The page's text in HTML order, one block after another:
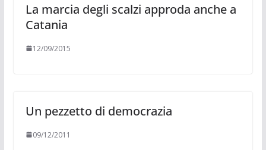
La marcia degli scalzi approda anche a
Catania
12/09/2015
Un pezzetto di democrazia
09/12/2011